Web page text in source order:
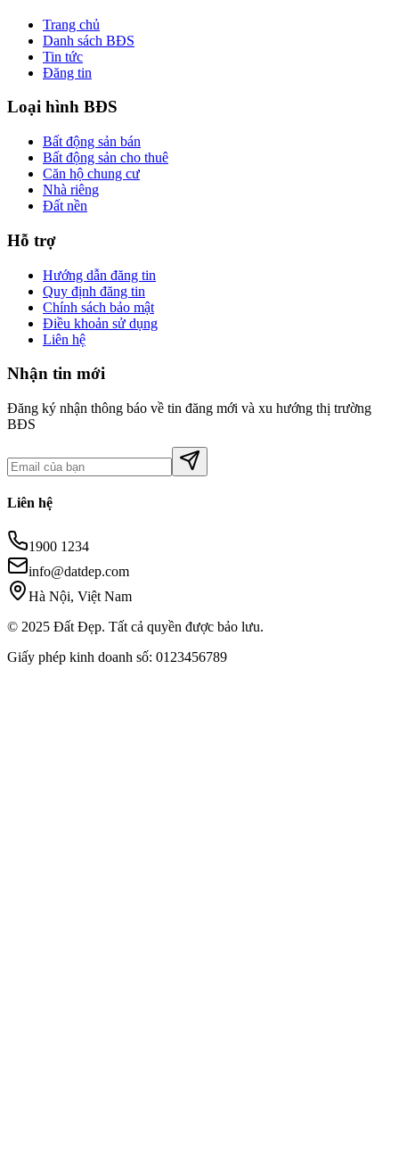
Trang chủ
Danh sách BĐS
Tin tức
Đăng tin
Loại hình BĐS
Bất động sản bán
Bất động sản cho thuê
Căn hộ chung cư
Nhà riêng
Đất nền
Hỗ trợ
Hướng dẫn đăng tin
Quy định đăng tin
Chính sách bảo mật
Điều khoản sử dụng
Liên hệ
Nhận tin mới
Đăng ký nhận thông báo về tin đăng mới và xu hướng thị trường
BĐS
Liên hệ
1900 1234
info@datdep.com
Hà Nội, Việt Nam
© 2025 Đất Đẹp. Tất cả quyền được bảo lưu.
Giấy phép kinh doanh số: 0123456789